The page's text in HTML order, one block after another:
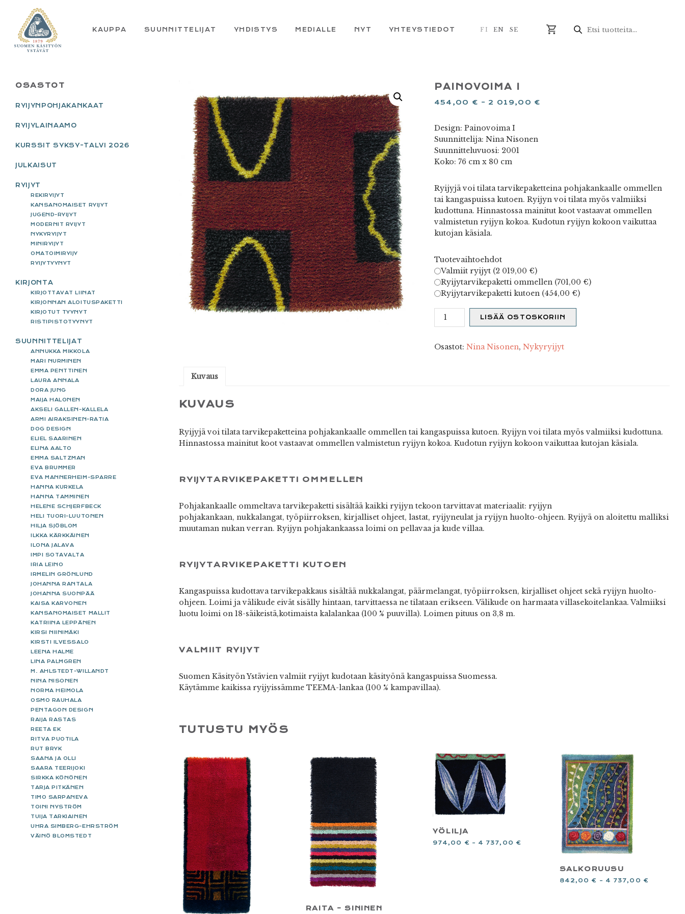
primary
navigation
content
primary
sidebar
footer
search
KAUPPA SUUNNITTELIJAT YHDISTYS MEDIALLE NYT YHTEYSTIEDOT FI EN SE
PAINOVOIMA I
454,00 € – 2 019,00 €
Design: Painovoima I
Suunnittelija: Nina Nisonen
Suunnitteluvuosi: 2001
Koko: 76 cm x 80 cm
Ryijyjä voi tilata tarvikepaketteina pohjakankaalle ommellen
tai kangaspuissa kutoen. Ryijyn voi tilata myös valmiiksi
kudottuna. Hinnastossa mainitut koot vastaavat ommellen
valmistetun ryijyn kokoa. Kudotun ryijyn kokoon vaikuttaa
kutojan käsiala.
Tuotevaihtoehdot
Valmiit ryijyt (2 019,00 €)
Ryijytarvikepaketti ommellen (701,00 €)
Ryijytarvikepaketti kutoen (454,00 €)
Painovoima
I
LISÄÄ OSTOSKORIIN
Osastot: Nina Nisonen, Nykyryijyt
Kuvaus
KUVAUS
Ryijyjä voi tilata tarvikepaketteina pohjakankaalle ommellen tai kangaspuissa kutoen. Ryijyn voi tilata myös valmiiksi kudottuna.
Hinnastossa mainitut koot vastaavat ommellen valmistetun ryijyn kokoa. Kudotun ryijyn kokoon vaikuttaa kutojan käsiala.
RYIJYTARVIKEPAKETTI OMMELLEN
Pohjakankaalle ommeltava tarvikepaketti sisältää kaikki ryijyn tekoon tarvittavat materiaalit: ryijyn
pohjakankaan, nukkalangat, työpiirroksen, kirjalliset ohjeet, lastat, ryijyneulat ja ryijyn huolto-ohjeen. Ryijyä on aloitettu malliksi
muutaman nukan verran. Ryijyn pohjakankaassa loimi on pellavaa ja kude villaa.
RYIJYTARVIKEPAKETTI KUTOEN
Kangaspuissa kudottava tarvikepakkaus sisältää nukkalangat, päärmelangat, työpiirroksen, kirjalliset ohjeet sekä ryijyn huolto-
ohjeen. Loimi ja välikude eivät sisälly hintaan, tarvittaessa ne tilataan erikseen. Välikude on harmaata villasekoitelankaa. Valmiiksi
luotu loimi on 18-säikeistä,kotimaista kalalankaa (100 % puuvilla). Loimen pituus on 3,8 m.
VALMIIT RYIJYT
Suomen Käsityön Ystävien valmiit ryijyt kudotaan käsityönä kangaspuissa Suomessa.
Käytämme kaikissa ryijyissämme TEEMA-lankaa (100 % kampavillaa).
TUTUSTU MYÖS
RAITA – SININEN
YÖLILJA
974,00 € – 4 737,00 €
SALKORUUSU
842,00 € – 4 737,00 €
PRIMARY
SIDEBAR
OSASTOT
RYIJYNPOHJAKANKAAT
RYIJYLAINAAMO
KURSSIT SYKSY-TALVI 2026
JULKAISUT
RYIJYT
REKIRYIJYT
KANSANOMAISET RYIJYT
JUGEND-RYIJYT
MODERNIT RYIJYT
NYKYRYIJYT
MINIRYIJYT
OMATOIMIRYIJY
RYIJYTYYNYT
KIRJONTA
KIRJOTTAVAT LIINAT
KIRJONNAN ALOITUSPAKETTI
KIRJOTUT TYYNYT
RISTIPISTOTYYNYT
SUUNNITTELIJAT
ANNUKKA MIKKOLA
MARI NURMINEN
EMMA PENTTINEN
LAURA ANNALA
DORA JUNG
MAIJA HALONEN
AKSELI GALLEN-KALLELA
ARMI AIRAKSINEN-RATIA
DOG DESIGN
ELIEL SAARINEN
ELINA AALTO
EMMA SALTZMAN
EVA BRUMMER
EVA MANNERHEIM-SPARRE
HANNA KURKELA
HANNA TAMMINEN
HELENE SCHJERFBECK
HELI TUORI-LUUTONEN
HILJA SJÖBLOM
ILKKA KÄRKKÄINEN
ILONA JALAVA
IMPI SOTAVALTA
IRIA LEINO
IRMELIN GRÖNLUND
JOHANNA RANTALA
JOHANNA SUONPÄÄ
KAISA KARVONEN
KANSANOMAISET MALLIT
KATRIINA LEPPÄNEN
KIRSI NIINIMÄKI
KIRSTI ILVESSALO
LEENA HALME
LINA PALMGREN
M. AHLSTEDT-WILLANDT
NINA NISONEN
NORMA HEIMOLA
OSMO RAUHALA
PENTAGON DESIGN
RAIJA RASTAS
REETA EK
RITVA PUOTILA
RUT BRYK
SAANA JA OLLI
SAARA TEERIJOKI
SIRKKA KÖNÖNEN
TARJA PITKÄNEN
TIMO SARPANEVA
TOINI NYSTRÖM
TUIJA TARKIAINEN
UHRA SIMBERG-EHRSTRÖM
VÄINÖ BLOMSTEDT